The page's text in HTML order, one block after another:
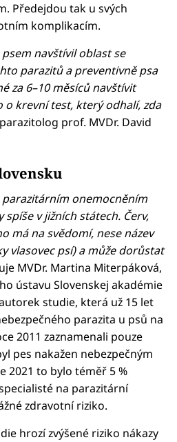
Předejdou tak u svých
komplikacím.
navštívil oblast se
parazitů a preventivně psa
za 6–10 měsíců navštívit
o krevní test, který odhalí, zda
prof. MVDr. David
onemocněním
v jižních státech. Červ,
má na svědomí, nese název
vlasovec psí) a může dorůstat
MVDr. Martina Miterpáková,
ústavu Slovenskej akadémie
studie, která už 15 let
parazita u psů na
2011 zaznamenali pouze
pes nakažen nebezpečným
2021 to bylo téměř 5 %
na parazitární
zdravotní riziko.
hrozí zvýšené riziko nákazy